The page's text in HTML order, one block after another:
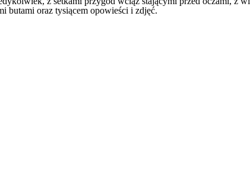
butami oraz tysiącem opowieści i zdjęć.